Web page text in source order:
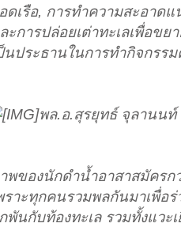
ดเรือ, การทำความสะอาด
ะการปล่อยเต่าทะเลเพื่อข
นประธานในการทำกิจกรร
พล.อ.สุรยุทธ์ จุลานนท์
พของนักดำน้ำอาสาสมัครก
ราะทุกคนรวมพลกันมาเพื่อ
พันกับท้องทะเล รวมทั้งแวะ